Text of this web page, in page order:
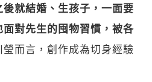
後就結婚、生孩子，一面要
對先生的囤物習慣，被各
瑩而言，創作成為切身經驗